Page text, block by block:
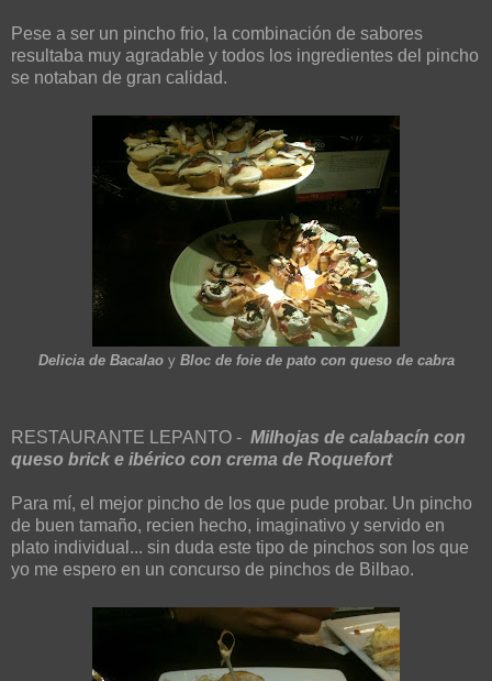
Pese a ser un pincho frio, la combinación de sabores
resultaba muy agradable y todos los ingredientes del pincho
se notaban de gran calidad.
Delicia de Bacalaoy Bloc de foie de pato con queso de cabra
RESTAURANTE LEPANTO - Milhojas de calabacín con
queso brick e ibérico con crema de Roquefort
Para mí, el mejor pincho de los que pude probar. Un pincho
de buen tamaño, recien hecho, imaginativo y servido en
plato individual... sin duda este tipo de pinchos son los que
yo me espero en un concurso de pinchos de Bilbao.